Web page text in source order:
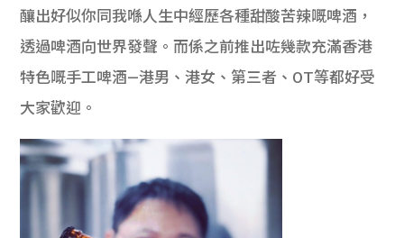
101
釀出好似你同我喺人生中經歷各種甜酸苦辣嘅啤酒，
透過啤酒向世界發聲。而係之前推出咗幾款充滿香港
特色嘅手工啤酒—港男、港女、第三者、OT等都好受
大家歡迎。